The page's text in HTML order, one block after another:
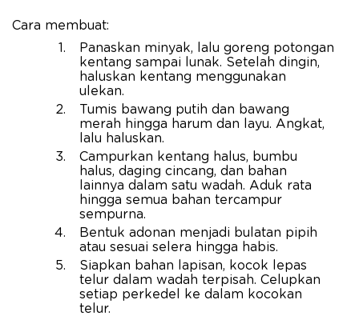
Cara membuat:
Panaskan minyak, lalu goreng potongan
kentang sampai lunak. Setelah dingin,
haluskan kentang menggunakan
ulekan.
Tumis bawang putih dan bawang
merah hingga harum dan layu. Angkat,
lalu haluskan.
Campurkan kentang halus, bumbu
halus, daging cincang, dan bahan
lainnya dalam satu wadah. Aduk rata
hingga semua bahan tercampur
sempurna.
Bentuk adonan menjadi bulatan pipih
atau sesuai selera hingga habis.
Siapkan bahan lapisan, kocok lepas
telur dalam wadah terpisah. Celupkan
setiap perkedel ke dalam kocokan
telur.